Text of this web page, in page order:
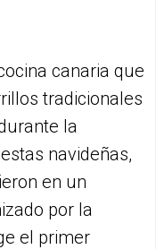
canaria que
tradicionales
la
navideñas,
en un
por la
el primer